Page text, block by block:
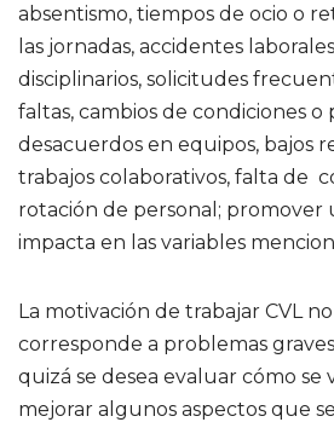
absentismo, tiempos de ocio o
las jornadas, accidentes
disciplinarios, solicitudes
faltas, cambios de condiciones o
desacuerdos en equipos, bajos
trabajos colaborativos, falta de
rotación de personal; promover
impacta en las variables
La motivación de trabajar CVL
corresponde a problemas
quizá se desea evaluar cómo se
mejorar algunos aspectos que